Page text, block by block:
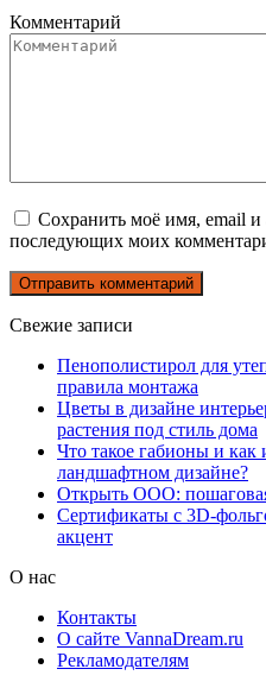
Комментарий
Сохранить моё имя, email и
последующих моих
Свежие записи
Пенополистирол для
правила монтажа
Цветы в дизайне
растения под стиль дома
Что такое габионы и как
ландшафтном дизайне?
Открыть ООО:
Сертификаты с 3D-
акцент
О нас
Контакты
О сайте VannaDream.ru
Рекламодателям